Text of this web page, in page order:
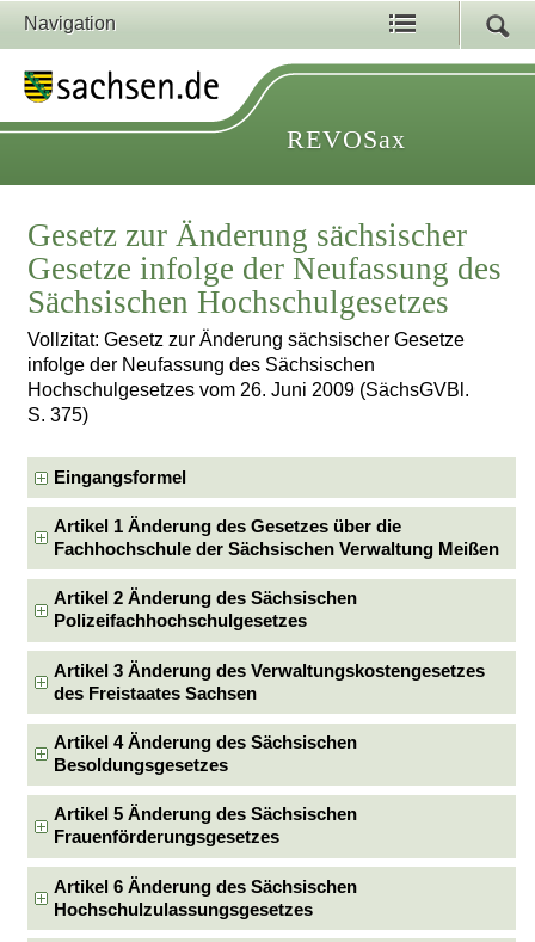
Navigation
REVOSax
Gesetz zur Änderung sächsischer
Gesetze infolge der Neufassung des
Sächsischen Hochschulgesetzes
Vollzitat: Gesetz zur Änderung sächsischer Gesetze
infolge der Neufassung des Sächsischen
Hochschulgesetzes vom 26. Juni 2009 (SächsGVBl.
S. 375)
Eingangsformel
Artikel 1 Änderung des Gesetzes über die
Fachhochschule der Sächsischen Verwaltung Meißen
Artikel 2 Änderung des Sächsischen
Polizeifachhochschulgesetzes
Artikel 3 Änderung des Verwaltungskostengesetzes
des Freistaates Sachsen
Artikel 4 Änderung des Sächsischen
Besoldungsgesetzes
Artikel 5 Änderung des Sächsischen
Frauenförderungsgesetzes
Artikel 6 Änderung des Sächsischen
Hochschulzulassungsgesetzes